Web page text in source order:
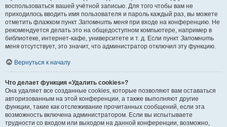
воспользоваться вашей учётной записью. Для того чтобы вам не
приходилось вводить имя пользователя и пароль каждый раз, вы можете
отметить флажком пункт Запомнить меня при входе на конференцию. Не
рекомендуется делать это на общедоступном компьютере, например в
библиотеке, интернет-кафе, университете и т. д. Если пункт Запомнить
меня отсутствует, это значит, что администратор отключил эту функцию.
Вернуться к началу
Что делает функция «Удалить cookies»?
Она удаляет все созданные cookies, которые позволяют вам оставаться
авторизованным на этой конференции, а также выполняют другие
функции, такие как отслеживание прочитанных сообщений, если эта
возможность включена администратором. Если вы испытываете
трудности со входом или выходом на данной конференции, возможно,